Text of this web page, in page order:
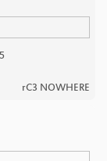
rC3 NOWHERE